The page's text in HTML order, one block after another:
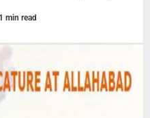
1 min read